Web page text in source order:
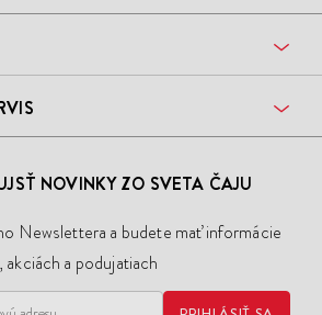
NOVINKY ZO SVETA ČAJU
Newslettera a budete mať informácie
a podujatiach